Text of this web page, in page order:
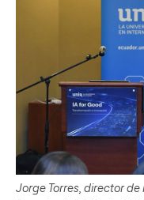
Jorge Torres, director de